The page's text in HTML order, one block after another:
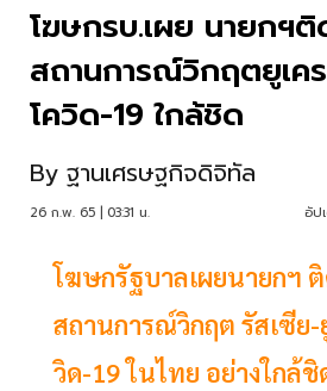
โฆษกรบ.เผย นายกฯ
สถานการณ์วิกฤตยูเค
โควิด-19 ใกล้ชิด
By ฐานเศรษฐกิจดิจิทัล
26 ก.พ. 65 | 03:31 น. อัป
โฆษกรัฐบาลเผยนายกฯ
สถานการณ์วิกฤต รัสเซีย-
วิด-19 ในไทย อย่างใกล้